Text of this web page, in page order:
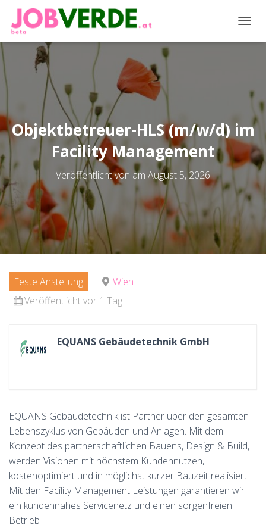
Objektbetreuer-HLS (m/w/d) im
Facility Management
Veröffentlicht von am August 5, 2026
Feste Anstellung
Wien
Veröffentlicht vor 1 Tag
EQUANS Gebäudetechnik GmbH
EQUANS Gebäudetechnik ist Partner über den gesamten
Lebenszyklus von Gebäuden und Anlagen. Mit dem
Konzept des partnerschaftlichen Bauens, Design & Build,
werden Visionen mit höchstem Kundennutzen,
kostenoptimiert und in möglichst kurzer Bauzeit realisiert.
Mit den Facility Management Leistungen garantieren wir
ein kundennahes Servicenetz und einen sorgenfreien
Betrieb